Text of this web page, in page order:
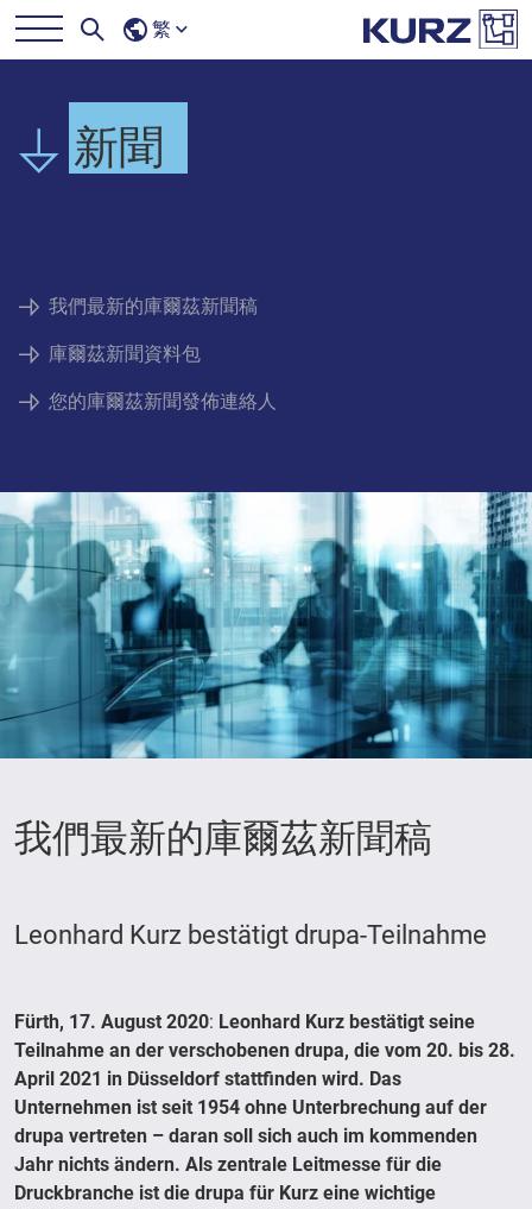
繁
新聞
我們最新的庫爾茲新聞稿
庫爾茲新聞資料包
您的庫爾茲新聞發佈連絡人
我們最新的庫爾茲新聞稿
Leonhard Kurz bestätigt drupa-Teilnahme
Fürth, 17. August 2020: Leonhard Kurz bestätigt seine
Teilnahme an der verschobenen drupa, die vom 20. bis 28.
April 2021 in Düsseldorf stattfinden wird. Das
Unternehmen ist seit 1954 ohne Unterbrechung auf der
drupa vertreten – daran soll sich auch im kommenden
Jahr nichts ändern. Als zentrale Leitmesse für die
Druckbranche ist die drupa für Kurz eine wichtige